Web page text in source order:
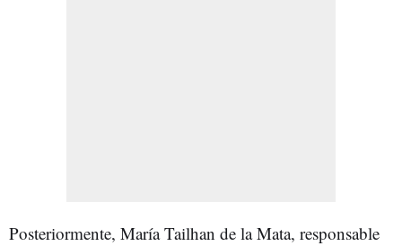
Posteriormente, María Tailhan de la Mata, responsable